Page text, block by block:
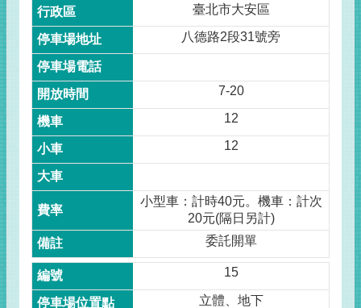
臺北市大安區
八德路2段31號旁
7-20
12
12
小型車：計時40元。機車：計次
20元(隔日另計)
委託開單
15
立體、地下